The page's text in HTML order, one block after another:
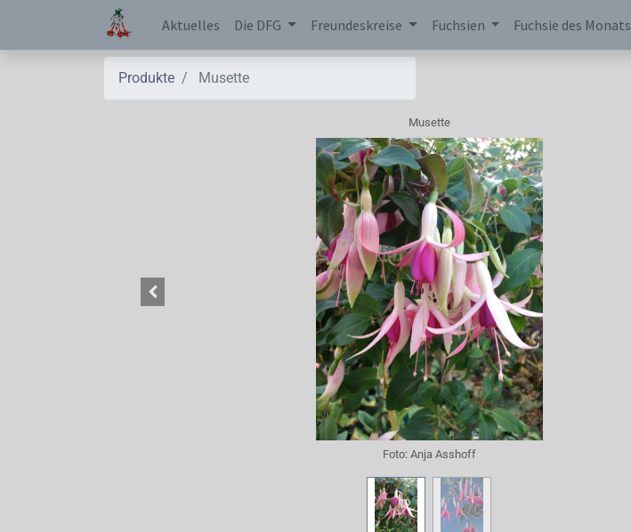
Aktuelles Die DFG Freundeskreise Fuchsien Fuchsie des Monats
Produkte Musette
Musette
Foto: Anja Asshoff